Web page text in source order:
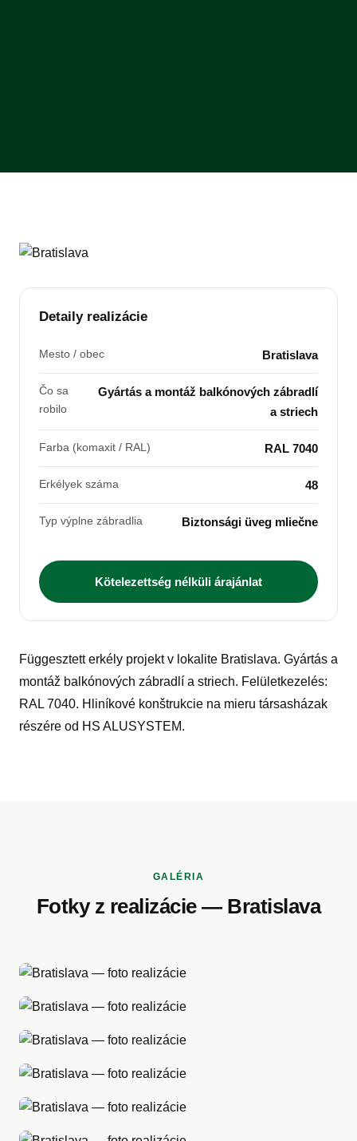
Detaily realizácie
Mesto / obec Bratislava
Čo sa
robilo
Gyártás a montáž balkónových zábradlí
a striech
Farba (komaxit / RAL) RAL 7040
Erkélyek száma 48
Typ výplne zábradlia Biztonsági üveg mliečne
Kötelezettség nélküli árajánlat
Függesztett erkély projekt v lokalite Bratislava. Gyártás a
montáž balkónových zábradlí a striech. Felületkezelés:
RAL 7040. Hliníkové konštrukcie na mieru társasházak
részére od HS ALUSYSTEM.
GALÉRIA
Fotky z realizácie — Bratislava